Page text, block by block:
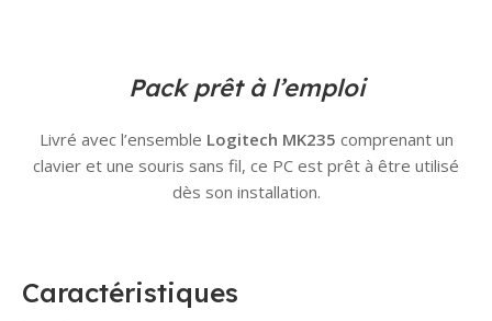
Pack prêt à l’emploi
Livré avec l’ensemble Logitech MK235 comprenant un
clavier et une souris sans fil, ce PC est prêt à être utilisé
dès son installation.
Caractéristiques